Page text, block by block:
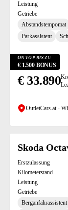
Leistung
Getriebe
Abstandstempomat
Parkassistent
ON TOP BIS ZU
€ 1.500 BONUS
€ 33.890
OutletCars.at -
Skoda
Erstzulassung
Kilometerstand
Leistung
Getriebe
Berganfahrassistent